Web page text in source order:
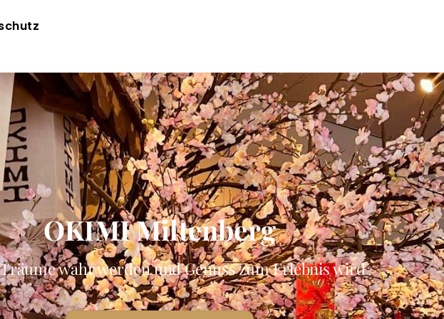
OKIMI Miltenberg
wahr werden und Genuss zum Erlebnis wird